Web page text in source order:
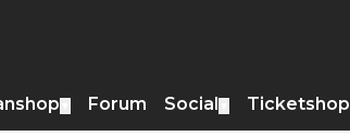
Forum Social Ticketshop